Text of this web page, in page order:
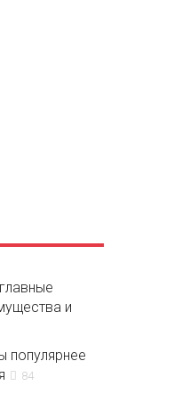
и
популярнее
84